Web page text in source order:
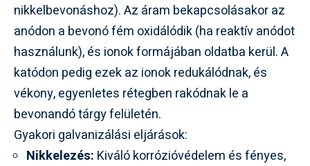
nikkelbevonáshoz). Az áram bekapcsolásakor az
anódon a bevonó fém oxidálódik (ha reaktív anódot
használunk), és ionok formájában oldatba kerül. A
katódon pedig ezek az ionok redukálódnak, és
vékony, egyenletes rétegben rakódnak le a
bevonandó tárgy felületén.
Gyakori galvanizálási eljárások:
Nikkelezés: Kiváló korrózióvédelem és fényes,